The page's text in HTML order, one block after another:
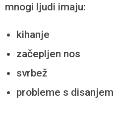
mnogi ljudi imaju:
kihanje
začepljen nos
svrbež
probleme s disanjem